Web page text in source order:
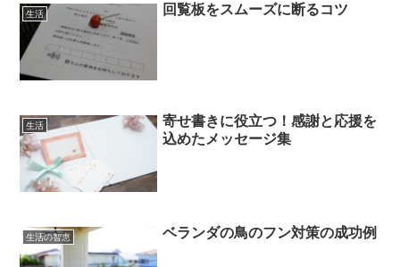
生活 回覧板をスムーズに断るコツ
生活
寄せ書きに役立つ！感謝と応援を
込めたメッセージ集
生活の智恵 ベランダの鳥のフン対策の成功例